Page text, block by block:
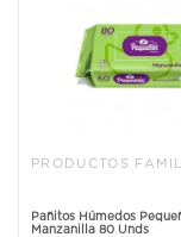
PRODUCTOS
Pañitos Húmedos
Manzanilla 80 Unds